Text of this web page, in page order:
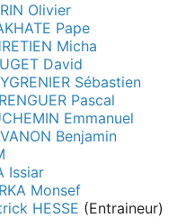
Olivier
Pape
Micha
David
Sébastien
Pascal
Emmanuel
Benjamin
Issiar
Monsef
HESSE (Entraineur)